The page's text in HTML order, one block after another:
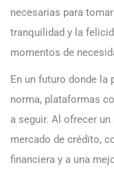
necesarias para
tranquilidad y la
momentos de
En un futuro donde la
norma, plataformas
a seguir. Al ofrecer
mercado de crédito,
financiera y a una